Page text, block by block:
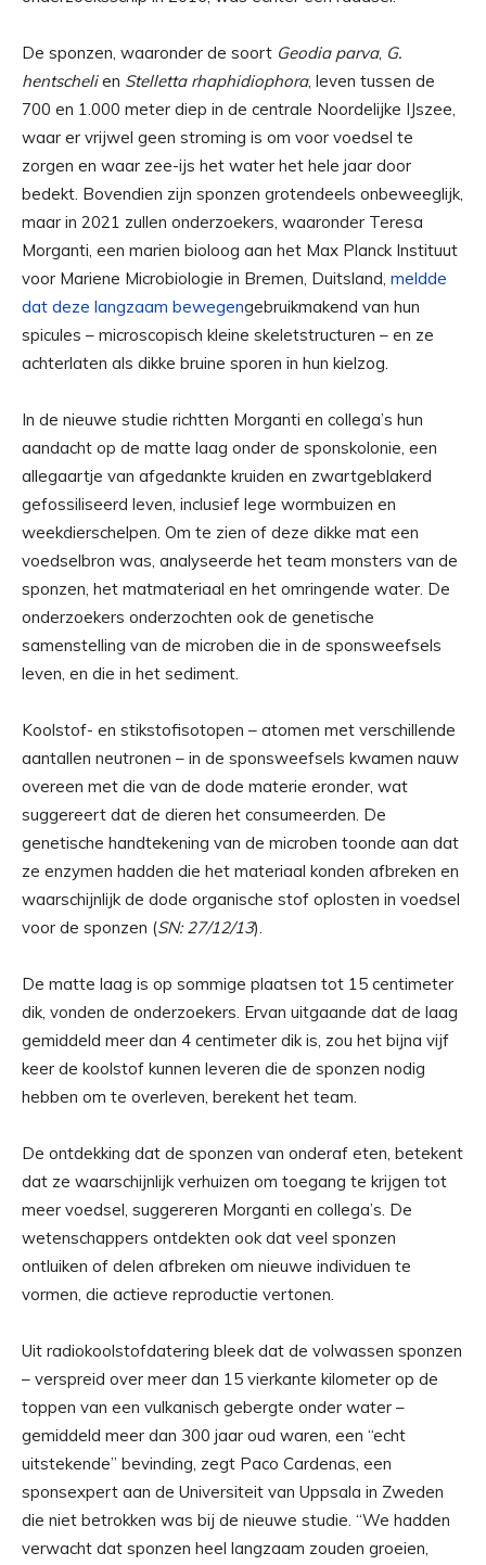
De sponzen, waaronder de soort Geodia parva, G.
hentschelien Stelletta rhaphidiophora, leven tussen de
700 en 1.000 meter diep in de centrale Noordelijke IJszee,
waar er vrijwel geen stroming is om voor voedsel te
zorgen en waar zee-ijs het water het hele jaar door
bedekt. Bovendien zijn sponzen grotendeels onbeweeglijk,
maar in 2021 zullen onderzoekers, waaronder Teresa
Morganti, een marien bioloog aan het Max Planck Instituut
voor Mariene Microbiologie in Bremen, Duitsland, meldde
dat deze langzaam bewegengebruikmakend van hun
spicules – microscopisch kleine skeletstructuren – en ze
achterlaten als dikke bruine sporen in hun kielzog.
In de nieuwe studie richtten Morganti en collega’s hun
aandacht op de matte laag onder de sponskolonie, een
allegaartje van afgedankte kruiden en zwartgeblakerd
gefossiliseerd leven, inclusief lege wormbuizen en
weekdierschelpen. Om te zien of deze dikke mat een
voedselbron was, analyseerde het team monsters van de
sponzen, het matmateriaal en het omringende water. De
onderzoekers onderzochten ook de genetische
samenstelling van de microben die in de sponsweefsels
leven, en die in het sediment.
Koolstof- en stikstofisotopen – atomen met verschillende
aantallen neutronen – in de sponsweefsels kwamen nauw
overeen met die van de dode materie eronder, wat
suggereert dat de dieren het consumeerden. De
genetische handtekening van de microben toonde aan dat
ze enzymen hadden die het materiaal konden afbreken en
waarschijnlijk de dode organische stof oplosten in voedsel
voor de sponzen (SN: 27/12/13).
De matte laag is op sommige plaatsen tot 15 centimeter
dik, vonden de onderzoekers. Ervan uitgaande dat de laag
gemiddeld meer dan 4 centimeter dik is, zou het bijna vijf
keer de koolstof kunnen leveren die de sponzen nodig
hebben om te overleven, berekent het team.
De ontdekking dat de sponzen van onderaf eten, betekent
dat ze waarschijnlijk verhuizen om toegang te krijgen tot
meer voedsel, suggereren Morganti en collega’s. De
wetenschappers ontdekten ook dat veel sponzen
ontluiken of delen afbreken om nieuwe individuen te
vormen, die actieve reproductie vertonen.
Uit radiokoolstofdatering bleek dat de volwassen sponzen
– verspreid over meer dan 15 vierkante kilometer op de
toppen van een vulkanisch gebergte onder water –
gemiddeld meer dan 300 jaar oud waren, een “echt
uitstekende” bevinding, zegt Paco Cardenas, een
sponsexpert aan de Universiteit van Uppsala in Zweden
die niet betrokken was bij de nieuwe studie. “We hadden
verwacht dat sponzen heel langzaam zouden groeien,